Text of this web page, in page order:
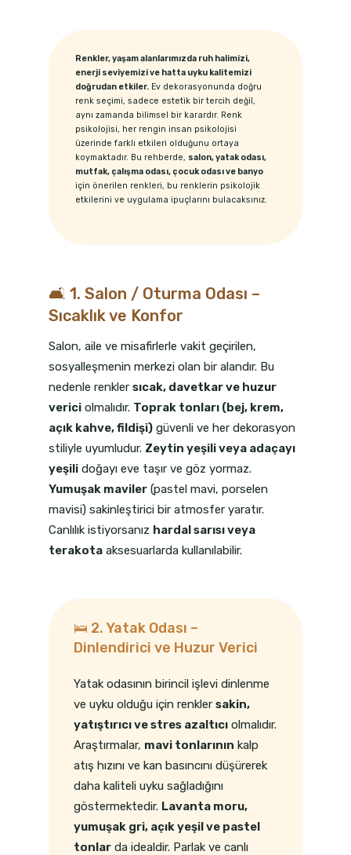
Renkler, yaşam alanlarımızda ruh halimizi,
enerji seviyemizi ve hatta uyku kalitemizi
doğrudan etkiler. Ev dekorasyonunda doğru
renk seçimi, sadece estetik bir tercih değil,
aynı zamanda bilimsel bir karardır. Renk
psikolojisi, her rengin insan psikolojisi
üzerinde farklı etkileri olduğunu ortaya
koymaktadır. Bu rehberde, salon, yatak odası,
mutfak, çalışma odası, çocuk odası ve banyo
için önerilen renkleri, bu renklerin psikolojik
etkilerini ve uygulama ipuçlarını bulacaksınız.
🛋️ 1. Salon / Oturma Odası –
Sıcaklık ve Konfor
Salon, aile ve misafirlerle vakit geçirilen,
sosyalleşmenin merkezi olan bir alandır. Bu
nedenle renklersıcak, davetkar ve huzur
verici olmalıdır. Toprak tonları (bej, krem,
açık kahve, fildişi) güvenli ve her dekorasyon
stiliyle uyumludur. Zeytin yeşili veya adaçayı
yeşili doğayı eve taşır ve göz yormaz.
Yumuşak maviler (pastel mavi, porselen
mavisi) sakinleştirici bir atmosfer yaratır.
Canlılık istiyorsanız hardal sarısı veya
terakota aksesuarlarda kullanılabilir.
🛌 2. Yatak Odası –
Dinlendirici ve Huzur Verici
Yatak odasının birincil işlevi dinlenme
ve uyku olduğu için renklersakin,
yatıştırıcı ve stres azaltıcı olmalıdır.
Araştırmalar, mavi tonlarının kalp
atış hızını ve kan basıncını düşürerek
daha kaliteli uyku sağladığını
göstermektedir. Lavanta moru,
yumuşak gri, açık yeşil ve pastel
tonlar da idealdir. Parlak ve canlı